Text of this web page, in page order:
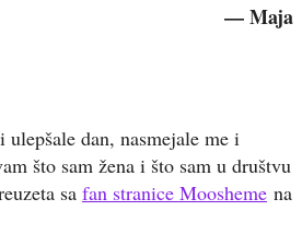
— Maja
ulepšale dan, nasmejale me i
što sam žena i što sam u društvu
sa fan stranice Moosheme na